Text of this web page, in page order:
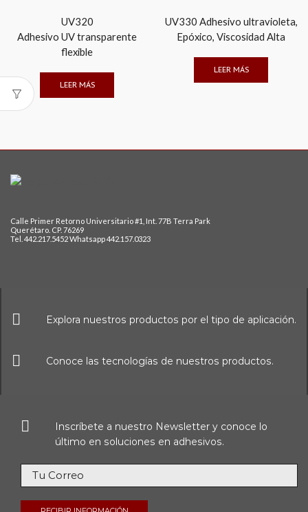
UV320
Adhesivo UV transparente
flexible
LEER MÁS
UV330 Adhesivo ultravioleta,
Epóxico, Viscosidad Alta
LEER MÁS
Calle Primer Retorno Universitario #1, Int. 77B Terra Park
Querétaro. CP. 76269
Tel. 442.217.5452 Whatsapp 442.157.0323
Explora nuestros productos por el tipo de aplicación.
Conoce las tecnologías de nuestros productos.
Inscríbete a nuestro Newsletter y conoce lo
último en soluciones en adhesivos.